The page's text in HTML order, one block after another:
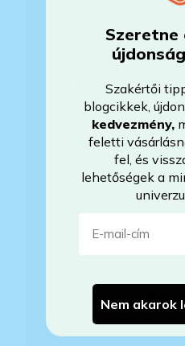
Mit jelent, hogy
kiosztású európai/
a billentyűzet?
Bankkártyával
kiszemelt laptopot?
Áfás számlát
Szeretne
Szakértői
blogcikkek,
kedvezmény,
feletti
fel, és
lehetőségek a